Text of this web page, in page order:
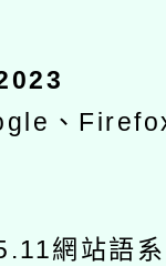
、
網站語